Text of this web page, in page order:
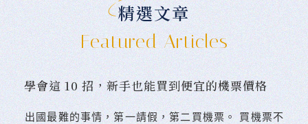
精選文章
Featured Articles
學會這 10 招，新手也能買到便宜的機票價格
󠀠出國最難的事情，第一請假，第二買機票。 󠀠買機票不